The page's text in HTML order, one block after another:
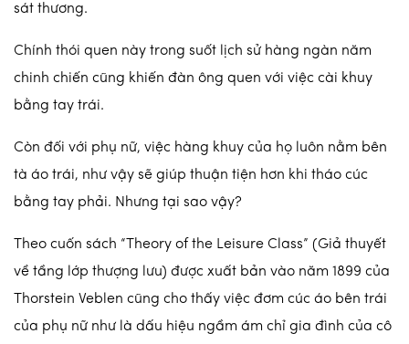
sát thương.
Chính thói quen này trong suốt lịch sử hàng ngàn năm
chinh chiến cũng khiến đàn ông quen với việc cài khuy
bằng tay trái.
Còn đối với phụ nữ, việc hàng khuy của họ luôn nằm bên
tà áo trái, như vậy sẽ giúp thuận tiện hơn khi tháo cúc
bằng tay phải. Nhưng tại sao vậy?
Theo cuốn sách “Theory of the Leisure Class” (Giả thuyết
về tầng lớp thượng lưu) được xuất bản vào năm 1899 của
Thorstein Veblen cũng cho thấy việc đơm cúc áo bên trái
của phụ nữ như là dấu hiệu ngầm ám chỉ gia đình của cô